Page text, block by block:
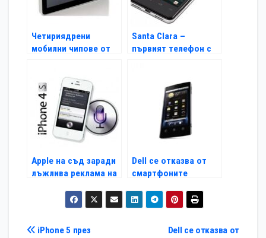
Четириядрени
мобилни чипове от
Santa Clara –
първият телефон с
Apple на съд заради
лъжлива реклама на
Dell се отказва от
смартфоните
Навигация Dell се отказва от
iPhone 5 през